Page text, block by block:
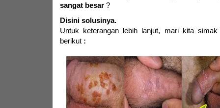
sangat besar ?
Disini solusinya.
Untuk keterangan lebih lanjut, mari kita simak
berikut: